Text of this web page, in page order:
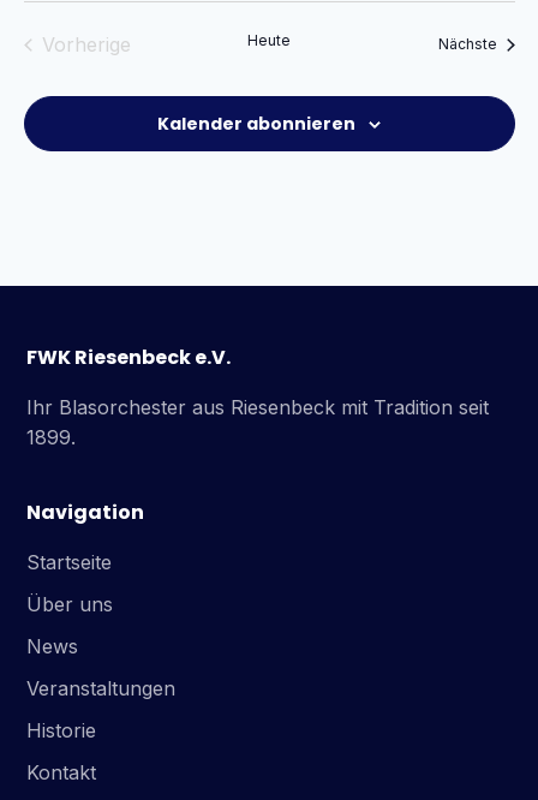
Vorherige
Heute Nächste
Kalender abonnieren
FWK Riesenbeck e.V.
Ihr Blasorchester aus Riesenbeck mit Tradition seit
1899.
Navigation
Startseite
Über uns
News
Veranstaltungen
Historie
Kontakt